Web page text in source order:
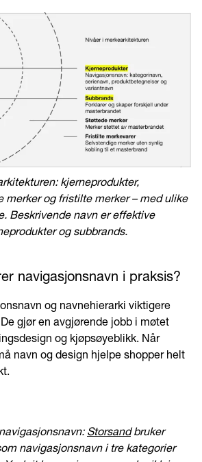
kjerneprodukter,
merker og fristilte merker – med ulike
Beskrivende navn er effektive
og subbrands.
navigasjonsnavn i praksis?
og navnehierarki viktigere
gjør en avgjørende jobb i møtet
og kjøpsøyeblikk. Når
navn og design hjelpe shopper helt
Storsandbruker
navigasjonsnavn i tre kategorier